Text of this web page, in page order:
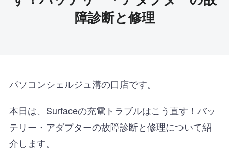
障診断と修理
パソコンシェルジュ溝の口店です。
本日は、Surfaceの充電トラブルはこう直す！バッ
テリー・アダプターの故障診断と修理について紹
介します。